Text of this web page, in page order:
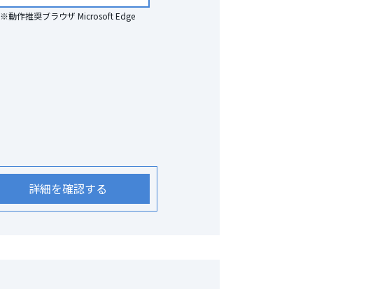
※動作推奨ブラウザ Microsoft Edge
詳細を確認する